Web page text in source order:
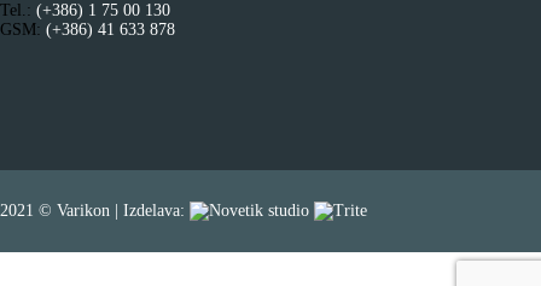
Tel.: (+386) 1 75 00 130
GSM: (+386) 41 633 878
2021 © Varikon | Izdelava: